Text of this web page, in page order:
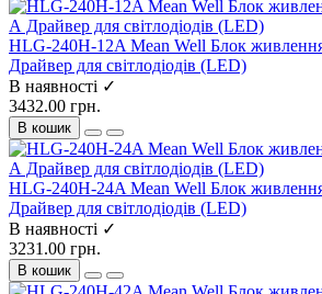
HLG-240H-12A Mean Well Блок
Драйвер для світлодіодів (LED)
В наявності ✓
3432.00 грн.
В кошик
HLG-240H-24A Mean Well Блок
Драйвер для світлодіодів (LED)
В наявності ✓
3231.00 грн.
В кошик